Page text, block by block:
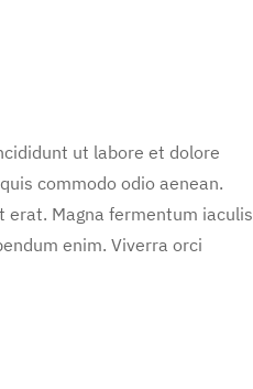
ut labore et dolore
commodo odio aenean.
erat. Magna fermentum iaculis
enim. Viverra orci